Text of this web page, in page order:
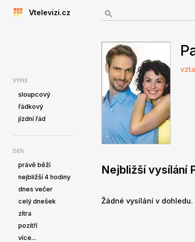
Vtelevizi.cz
VÝPIS
sloupcový
řádkový
jízdní řád
DEN
právě běží
nejbližší 4 hodiny
dnes večer
celý dnešek
zítra
pozítří
více...
Nejbližší vysílání
Žádné vysílání v dohledu.